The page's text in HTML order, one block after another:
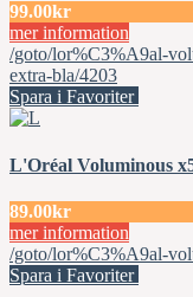
99.00kr
mer information
/goto/lor%C3%A9al-
extra-bla/4203
Spara i Favoriter
L'Oréal Voluminous
89.00kr
mer information
/goto/lor%C3%A9al-
Spara i Favoriter